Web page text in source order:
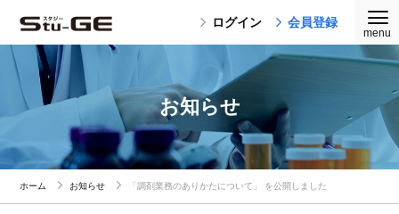
ログイン 会員登録
お知らせ
ホーム お知らせ 「調剤業務のありかたについて」 を公開しました